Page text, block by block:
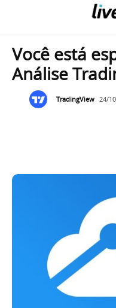
Você está
Análise
TradingView 24/